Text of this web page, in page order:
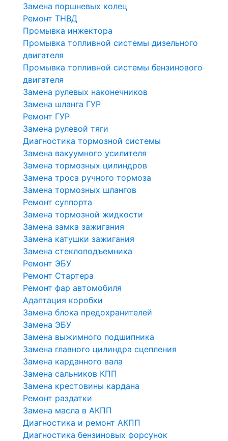
Замена поршневых колец
Ремонт ТНВД
Промывка инжектора
Промывка топливной системы дизельного
двигателя
Промывка топливной системы бензинового
двигателя
Замена рулевых наконечников
Замена шланга ГУР
Ремонт ГУР
Замена рулевой тяги
Диагностика тормозной системы
Замена вакуумного усилителя
Замена тормозных цилиндров
Замена троса ручного тормоза
Замена тормозных шлангов
Ремонт суппорта
Замена тормозной жидкости
Замена замка зажигания
Замена катушки зажигания
Замена стеклоподъемника
Ремонт ЭБУ
Ремонт Стартера
Ремонт фар автомобиля
Адаптация коробки
Замена блока предохранителей
Замена ЭБУ
Замена выжимного подшипника
Замена главного цилиндра сцепления
Замена карданного вала
Замена сальников КПП
Замена крестовины кардана
Ремонт раздатки
Замена масла в АКПП
Диагностика и ремонт АКПП
Диагностика бензиновых форсунок